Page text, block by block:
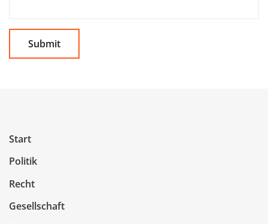
Start
Politik
Recht
Gesellschaft